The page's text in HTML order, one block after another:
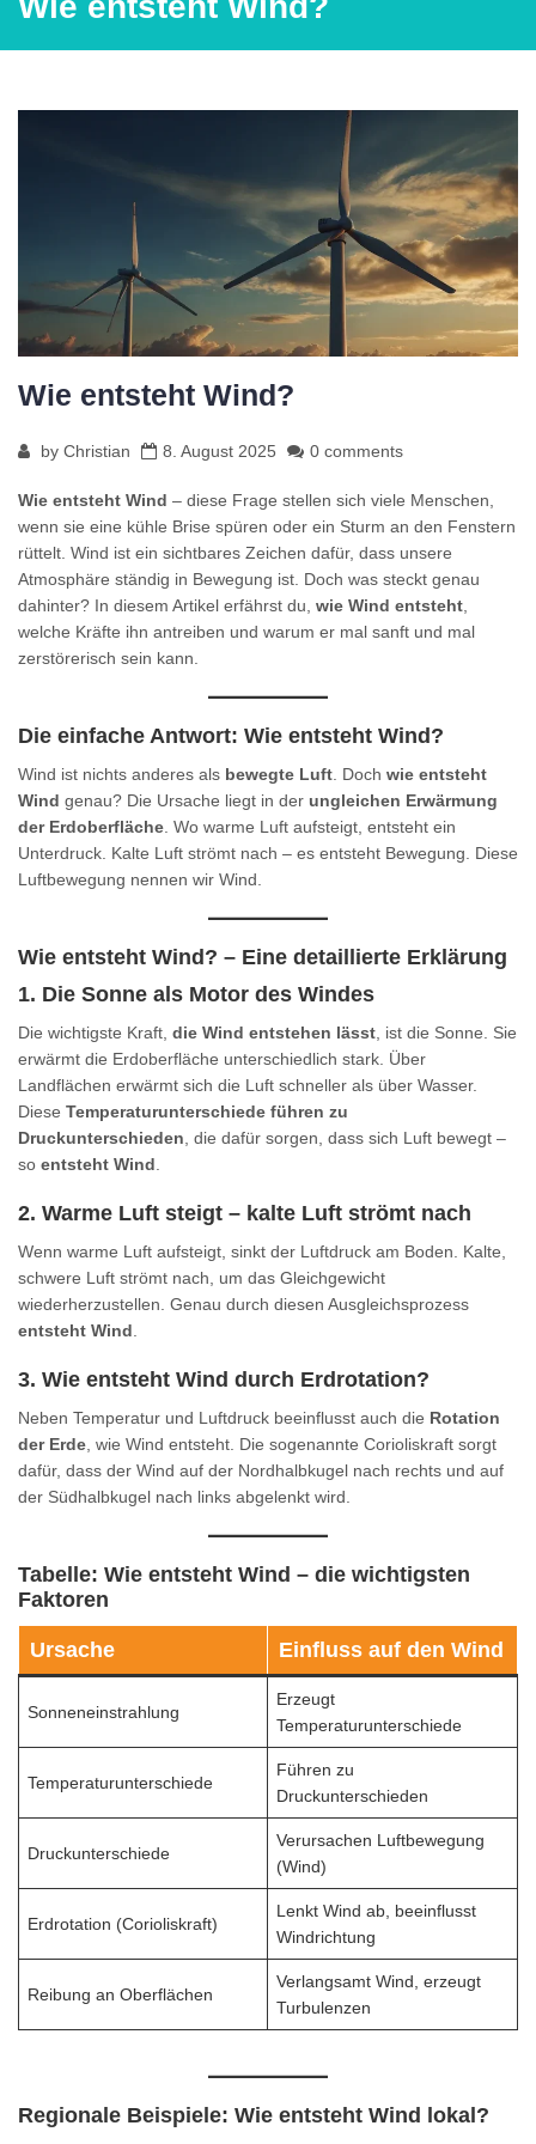
Wie entsteht Wind?
by Christian 8. August 2025 0 comments
Wie entsteht Wind – diese Frage stellen sich viele Menschen,
wenn sie eine kühle Brise spüren oder ein Sturm an den Fenstern
rüttelt. Wind ist ein sichtbares Zeichen dafür, dass unsere
Atmosphäre ständig in Bewegung ist. Doch was steckt genau
dahinter? In diesem Artikel erfährst du, wie Wind entsteht
welche Kräfte ihn antreiben und warum er mal sanft und mal
zerstörerisch sein kann.
Die einfache Antwort: Wie entsteht Wind?
Wind ist nichts anderes als bewegte Luft . Doch wie entsteht
Wind genau? Die Ursache liegt in der ungleichen Erwärmung
der Erdoberfläche . Wo warme Luft aufsteigt, entsteht ein
Unterdruck. Kalte Luft strömt nach – es entsteht Bewegung. Diese
Luftbewegung nennen wir Wind.
Wie entsteht Wind? – Eine detaillierte Erklärung
1. Die Sonne als Motor des Windes
Die wichtigste Kraft, die Wind entstehen lässt , ist die Sonne. Sie
erwärmt die Erdoberfläche unterschiedlich stark. Über
Landflächen erwärmt sich die Luft schneller als über Wasser.
Diese Temperaturunterschiede führen zu
Druckunterschieden , die dafür sorgen, dass sich Luft bewegt –
so entsteht Wind
2. Warme Luft steigt – kalte Luft strömt nach
Wenn warme Luft aufsteigt, sinkt der Luftdruck am Boden. Kalte,
schwere Luft strömt nach, um das Gleichgewicht
wiederherzustellen. Genau durch diesen Ausgleichsprozess
entsteht Wind
3. Wie entsteht Wind durch Erdrotation?
Neben Temperatur und Luftdruck beeinflusst auch die Rotation
der Erde , wie Wind entsteht. Die sogenannte Corioliskraft sorgt
dafür, dass der Wind auf der Nordhalbkugel nach rechts und auf
der Südhalbkugel nach links abgelenkt wird.
Tabelle: Wie entsteht Wind – die wichtigsten
Faktoren
Ursache Einfluss auf den Wind
Sonneneinstrahlung
Erzeugt
Temperaturunterschiede
Temperaturunterschiede
Führen zu
Druckunterschieden
Druckunterschiede
Verursachen Luftbewegung
(Wind)
Erdrotation (Corioliskraft)
Lenkt Wind ab, beeinflusst
Windrichtung
Reibung an Oberflächen
Verlangsamt Wind, erzeugt
Turbulenzen
Regionale Beispiele: Wie entsteht Wind lokal?